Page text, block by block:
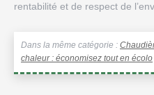
rentabilité et de respect de
Dans la même catégorie :
chaleur : économisez tout en écolo